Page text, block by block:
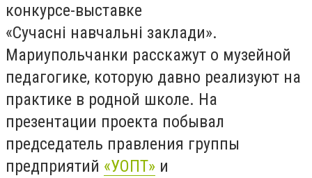
конкурсе-выставке
«Сучаснi навчальнi заклади».
Мариупольчанки расскажут о музейной
педагогике, которую давно реализуют на
практике в родной школе. На
презентации проекта побывал
председатель правления группы
предприятий «УОПТ» и